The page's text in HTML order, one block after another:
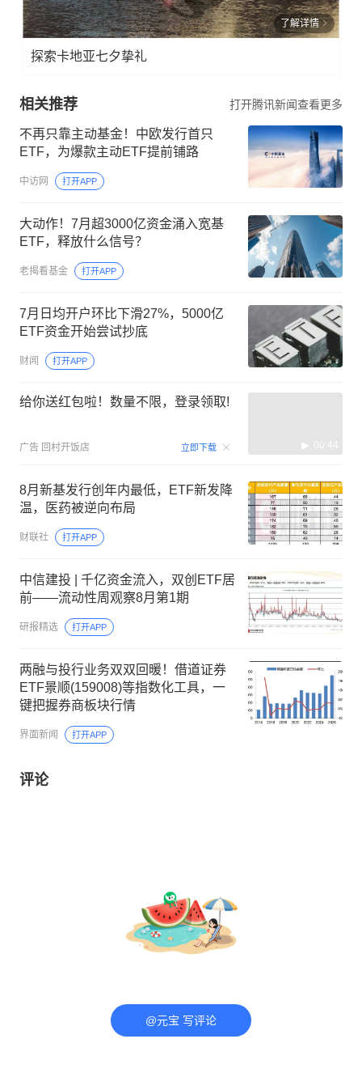
了解详情
探索卡地亚七夕挚礼
相关推荐 打开腾讯新闻查看更多
不再只靠主动基金！中欧发行首只
ETF，为爆款主动ETF提前铺路
中访网 打开APP
大动作！7月超3000亿资金涌入宽基
ETF，释放什么信号？
老揭看基金 打开APP
7月日均开户环比下滑27%，5000亿
ETF资金开始尝试抄底
财闻 打开APP
给你送红包啦！数量不限，登录领取!
广告 回村开饭店 立即下载 00:44
8月新基发行创年内最低，ETF新发降
温，医药被逆向布局
财联社 打开APP
中信建投 | 千亿资金流入，双创ETF居
前——流动性周观察8月第1期
研报精选 打开APP
两融与投行业务双双回暖！借道证券
ETF景顺(159008)等指数化工具，一
键把握券商板块行情
界面新闻 打开APP
评论
@元宝 写评论